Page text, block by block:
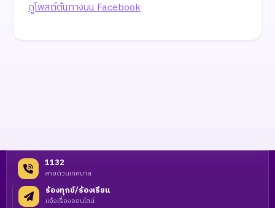
ดูโพสต์ต้นทางบน Facebook
1132
สายด่วนเทศบาล
ร้องทุกข์/ร้องเรียน
แจ้งเรื่องออนไลน์